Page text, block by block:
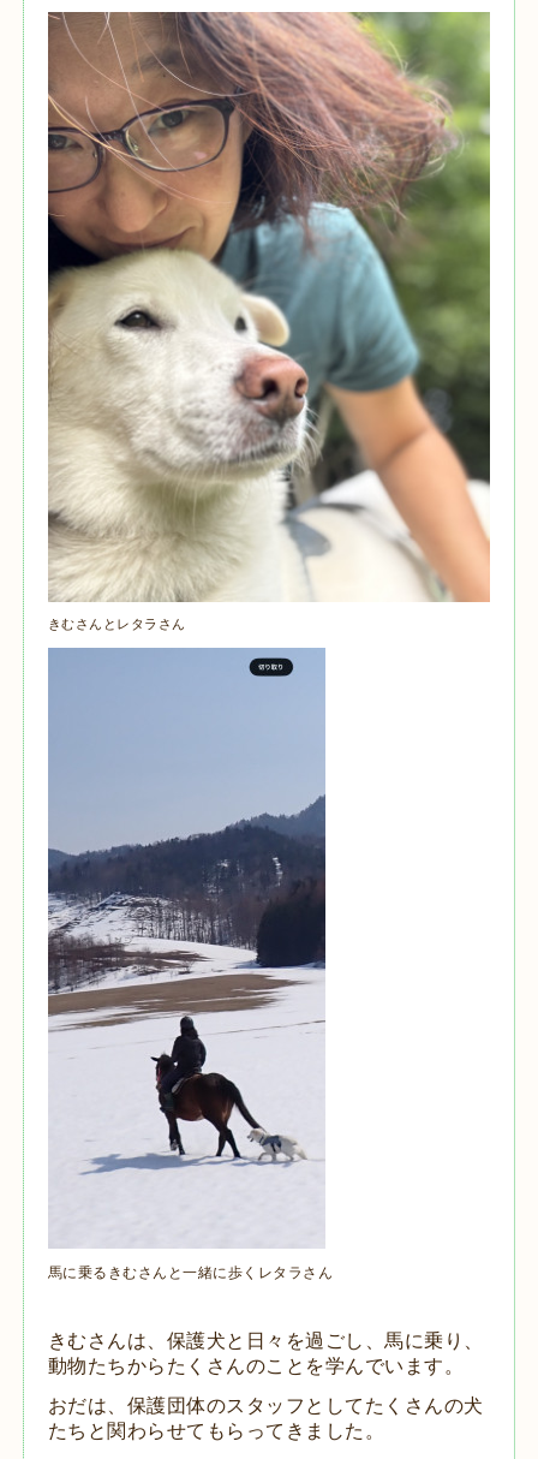
きむさんとレタラさん
馬に乗るきむさんと一緒に歩くレタラさん
きむさんは、保護犬と日々を過ごし、馬に乗り、
動物たちからたくさんのことを学んでいます。
おだは、保護団体のスタッフとしてたくさんの犬
たちと関わらせてもらってきました。